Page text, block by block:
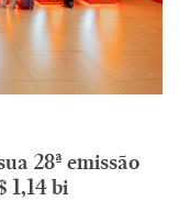
28ª emissão
1,14 bi